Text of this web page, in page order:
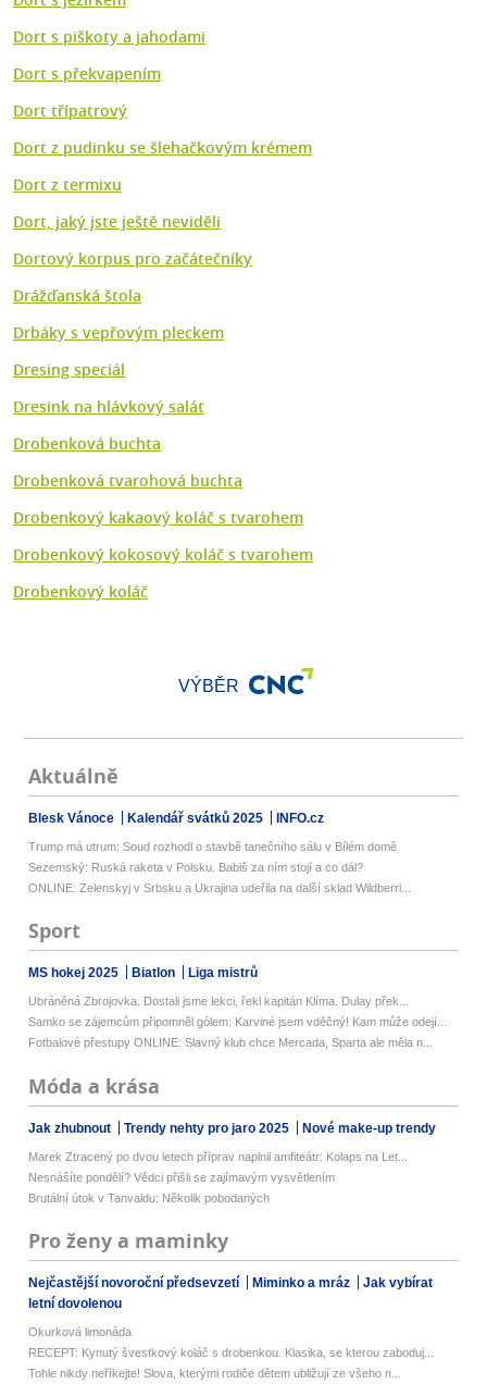
Dort s piškoty a jahodami
Dort s překvapením
Dort třípatrový
Dort z pudinku se šlehačkovým krémem
Dort z termixu
Dort, jaký jste ještě neviděli
Dortový korpus pro začátečníky
Drážďanská štola
Drbáky s vepřovým pleckem
Dresing speciál
Dresink na hlávkový salát
Drobenková buchta
Drobenková tvarohová buchta
Drobenkový kakaový koláč s tvarohem
Drobenkový kokosový koláč s tvarohem
Drobenkový koláč
VÝBĚR
Aktuálně
Blesk Vánoce Kalendář svátků 2025 INFO.cz
Trump má utrum: Soud rozhodl o stavbě tanečního sálu v Bílém domě
Sezemský: Ruská raketa v Polsku. Babiš za ním stojí a co dál?
ONLINE: Zelenskyj v Srbsku a Ukrajina udeřila na další sklad Wildberri...
Sport
MS hokej 2025 Biatlon Liga mistrů
Ubráněná Zbrojovka. Dostali jsme lekci, řekl kapitán Klíma. Dulay přek...
Samko se zájemcům připomněl gólem: Karviné jsem vděčný! Kam může odejí...
Fotbalové přestupy ONLINE: Slavný klub chce Mercada, Sparta ale měla n...
Móda a krása
Jak zhubnout Trendy nehty pro jaro 2025 Nové make-up trendy
Marek Ztracený po dvou letech příprav naplnil amfiteátr: Kolaps na Let...
Nesnášíte pondělí? Vědci přišli se zajímavým vysvětlením
Brutální útok v Tanvaldu: Několik pobodaných
Pro ženy a maminky
Nejčastější novoroční předsevzetí Miminko a mráz
Jak vybírat
letní dovolenou
Okurková limonáda
RECEPT: Kynutý švestkový koláč s drobenkou. Klasika, se kterou zaboduj...
Tohle nikdy neříkejte! Slova, kterými rodiče dětem ubližují ze všeho n...